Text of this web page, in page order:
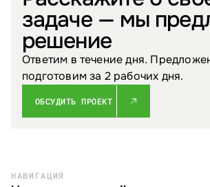
задаче — мы
решение
Ответим в течение дня.
подготовим за 2 рабочих дня.
ОБСУДИТЬ ПРОЕКТ
НАВИГАЦИЯ